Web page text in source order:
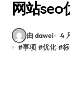
网站seo
由 dawei 4
#事项 #优化 #